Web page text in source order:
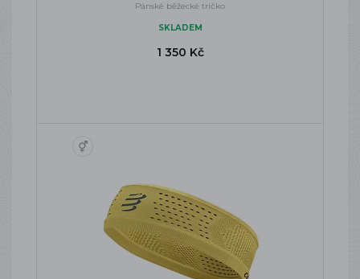
Pánské běžecké tričko
SKLADEM
1 350 Kč